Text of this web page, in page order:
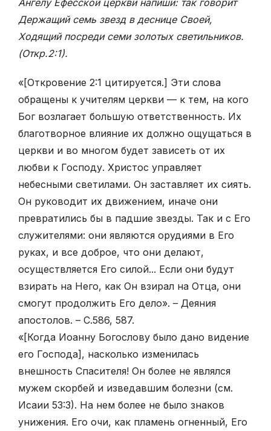
Ангелу Ефесской церкви напиши: так говорит
Держащий семь звезд в деснице Своей,
Ходящий посреди семи золотых светильников.
(Откр.2:1).
«[Откровение 2:1 цитируется.] Эти слова
обращены к учителям церкви — к тем, на кого
Бог возлагает большую ответственность. Их
благотворное влияние их должно ощущаться в
церкви и во многом будет зависеть от их
любви к Господу. Христос управляет
небесными светилами. Он заставляет их сиять.
Он руководит их движением, иначе они
превратились бы в падшие звезды. Так и с Его
служителями: они являются орудиями в Его
руках, и все доброе, что они делают,
осуществляется Его силой... Если они будут
взирать на Него, как Он взирал на Отца, они
смогут продолжить Его дело». – Деяния
апостолов. – С.586, 587.
«[Когда Иоанну Богослову было дано видение
его Господа], насколько изменилась
внешность Спасителя! Он более не являлся
мужем скорбей и изведавшим болезни (см.
Исаии 53:3). На нем более не было знаков
унижения. Его очи, как пламень огненный, Его